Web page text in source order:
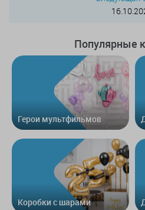
Популярные
Герои мультфильмов
Коробки с шарами